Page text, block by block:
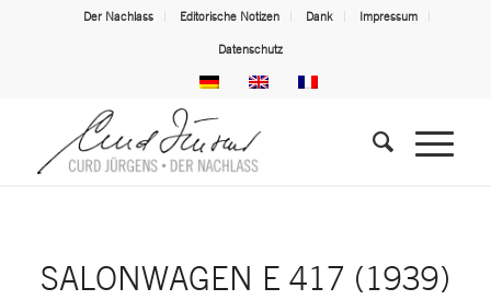
Der Nachlass Editorische Notizen Dank Impressum
Datenschutz
SALONWAGEN E 417 (1939)